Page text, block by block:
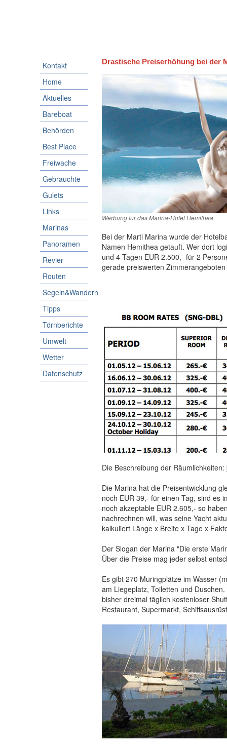
Kontakt
Home
Aktuelles
Bareboat
Behörden
Best Place
Freiwache
Gebrauchte
Gulets
Links
Marinas
Panoramen
Revier
Routen
Segeln&Wandern
Tipps
Törnberichte
Umwelt
Wetter
Datenschutz
Drastische Preiserhöhung bei der
Werbung für das Marina-Hotel Hemithea
Bei der Marti Marina wurde der
Namen Hemithea getauft. Wer dort
und 4 Tagen EUR 2.500,- für 2
gerade preiswerten
Die Beschreibung der Räumlichkeiten:
Die Marina hat die Preisentwicklung
noch EUR 39,- für einen Tag, sind es
noch akzeptable EUR 2.605,- so
nachrechnen will, was seine Yacht
kalkuliert Länge x Breite x Tage x
Der Slogan der Marina "Die erste
Über die Preise mag jeder selbst
Es gibt 270 Muringplätze im Wasser
am Liegeplatz, Toiletten und
bisher dreimal täglich kostenloser
Restaurant, Supermarkt,